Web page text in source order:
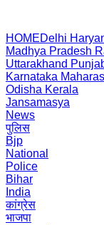
HOMEDelhi
Madhya Pradesh
Uttarakhand
Karnataka
Odisha Kerala
Jansamasya
News
पुलिस
Bjp
National
Police
Bihar
India
कांग्रेस
भाजपा